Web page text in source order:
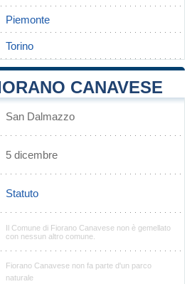
Piemonte
Torino
CANAVESE
San Dalmazzo
5 dicembre
Statuto
Il Comune di Fiorano Canavese non è gemellato
con nessun altro comune.
Fiorano Canavese non fa parte d'un parco
naturale